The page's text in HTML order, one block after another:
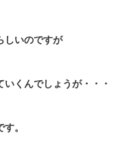
しいのですが
くんでしょうが・・・
。